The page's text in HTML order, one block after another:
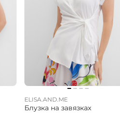
ELISA.AND.ME
Блузка на завязках